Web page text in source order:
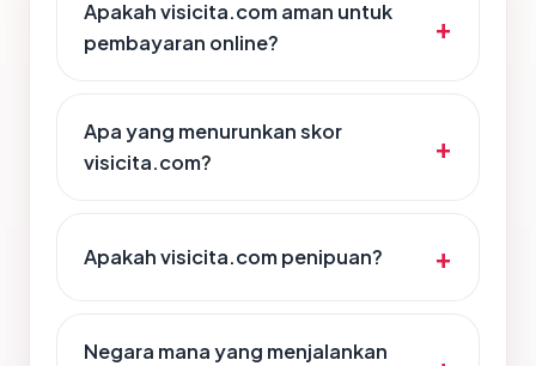
Apakah visicita.com aman untuk
pembayaran online?
Apa yang menurunkan skor
visicita.com?
Apakah visicita.com penipuan?
Negara mana yang menjalankan